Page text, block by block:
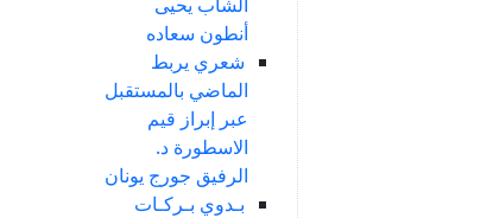
أنطون سعاده
شعري يربط
الماضي بالمستقبل
عبر إبراز قيم
الاسطورة د.
الرفيق جورج يونان
بـدوي بـركـات